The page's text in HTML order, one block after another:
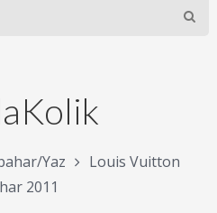
Yaz
Louis Vuitton
2011